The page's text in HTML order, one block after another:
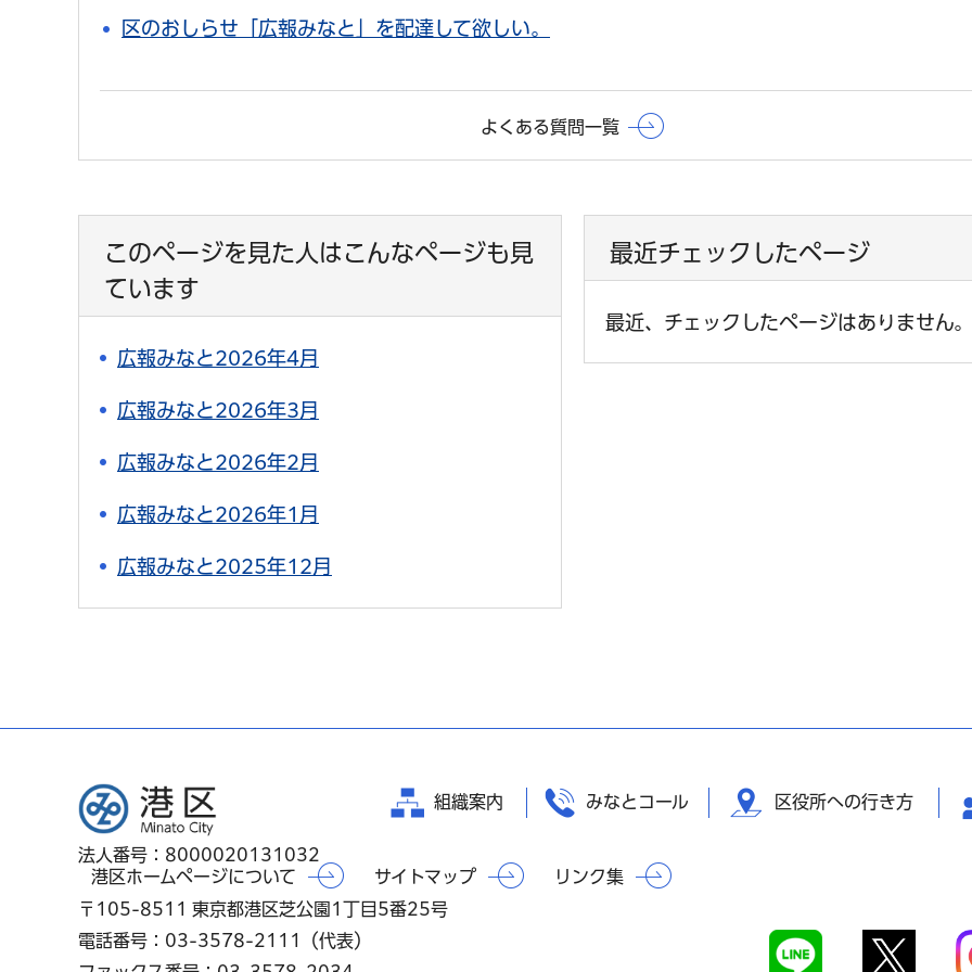
区のおしらせ「広報みなと」を配達して欲しい。
よくある質問一覧
このページを見た人はこんなページも見
ています
広報みなと2026年4月
広報みなと2026年3月
広報みなと2026年2月
広報みなと2026年1月
広報みなと2025年12月
最近チェックしたページ
最近、チェックしたページはありません。
港区
法人番号：8000020131032
組織案内 みなとコール 区役所への行き方
港区ホームページについて サイトマップ
リンク集
〒105-8511 東京都港区芝公園1丁目5番25号
電話番号：03-3578-2111（代表）